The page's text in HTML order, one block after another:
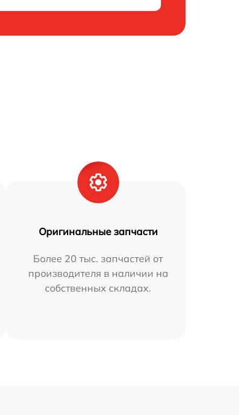
Оригинальные запчасти
Более 20 тыс. запчастей от
производителя в наличии на
собственных складах.